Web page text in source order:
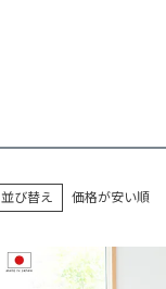
並び替え 価格が安い順